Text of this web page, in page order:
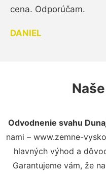
cena. Odporúčam.
DANIEL
Odvodnenie svahu
nami – www.zemne-
hlavných výhod a
Garantujeme vám, že